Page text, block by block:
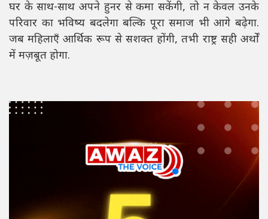
घर के साथ-साथ अपने हुनर से कमा सकेंगी, तो न केवल उनके
परिवार का भविष्य बदलेगा बल्कि पूरा समाज भी आगे बढ़ेगा.
जब महिलाएँ आर्थिक रूप से सशक्त होंगी, तभी राष्ट्र सही अर्थों
में मज़बूत होगा.